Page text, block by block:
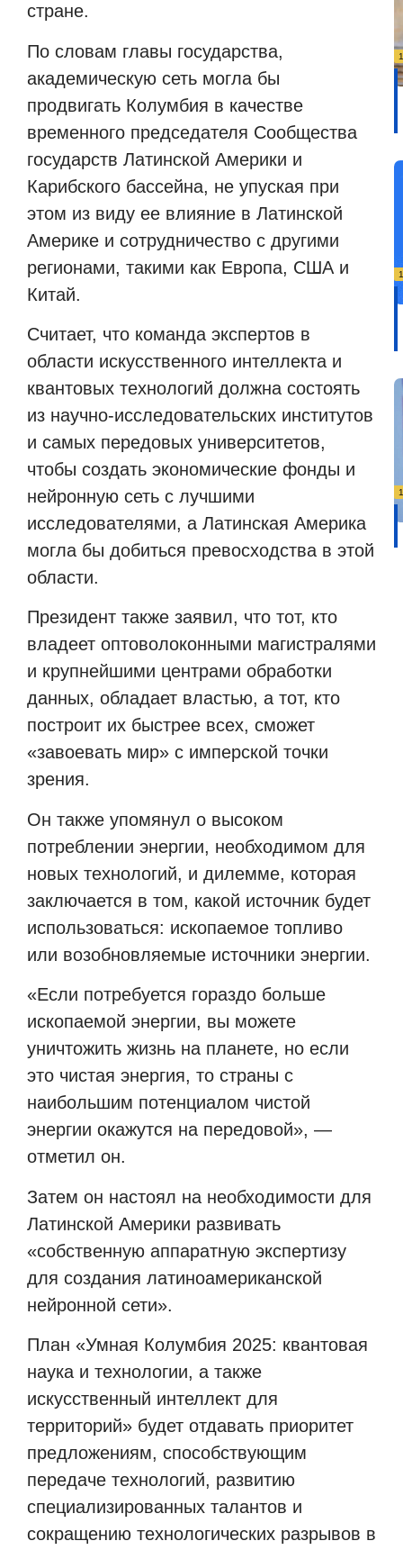
стране.
По словам главы государства,
академическую сеть могла бы
продвигать Колумбия в качестве
временного председателя Сообщества
государств Латинской Америки и
Карибского бассейна, не упуская при
этом из виду ее влияние в Латинской
Америке и сотрудничество с другими
регионами, такими как Европа, США и
Китай.
Считает, что команда экспертов в
области искусственного интеллекта и
квантовых технологий должна состоять
из научно-исследовательских институтов
и самых передовых университетов,
чтобы создать экономические фонды и
нейронную сеть с лучшими
исследователями, а Латинская Америка
могла бы добиться превосходства в этой
области.
Президент также заявил, что тот, кто
владеет оптоволоконными магистралями
и крупнейшими центрами обработки
данных, обладает властью, а тот, кто
построит их быстрее всех, сможет
«завоевать мир» с имперской точки
зрения.
Он также упомянул о высоком
потреблении энергии, необходимом для
новых технологий, и дилемме, которая
заключается в том, какой источник будет
использоваться: ископаемое топливо
или возобновляемые источники энергии.
«Если потребуется гораздо больше
ископаемой энергии, вы можете
уничтожить жизнь на планете, но если
это чистая энергия, то страны с
наибольшим потенциалом чистой
энергии окажутся на передовой», —
отметил он.
Затем он настоял на необходимости для
Латинской Америки развивать
«собственную аппаратную экспертизу
для создания латиноамериканской
нейронной сети».
План «Умная Колумбия 2025: квантовая
наука и технологии, а также
искусственный интеллект для
территорий» будет отдавать приоритет
предложениям, способствующим
передаче технологий, развитию
специализированных талантов и
сокращению технологических разрывов в